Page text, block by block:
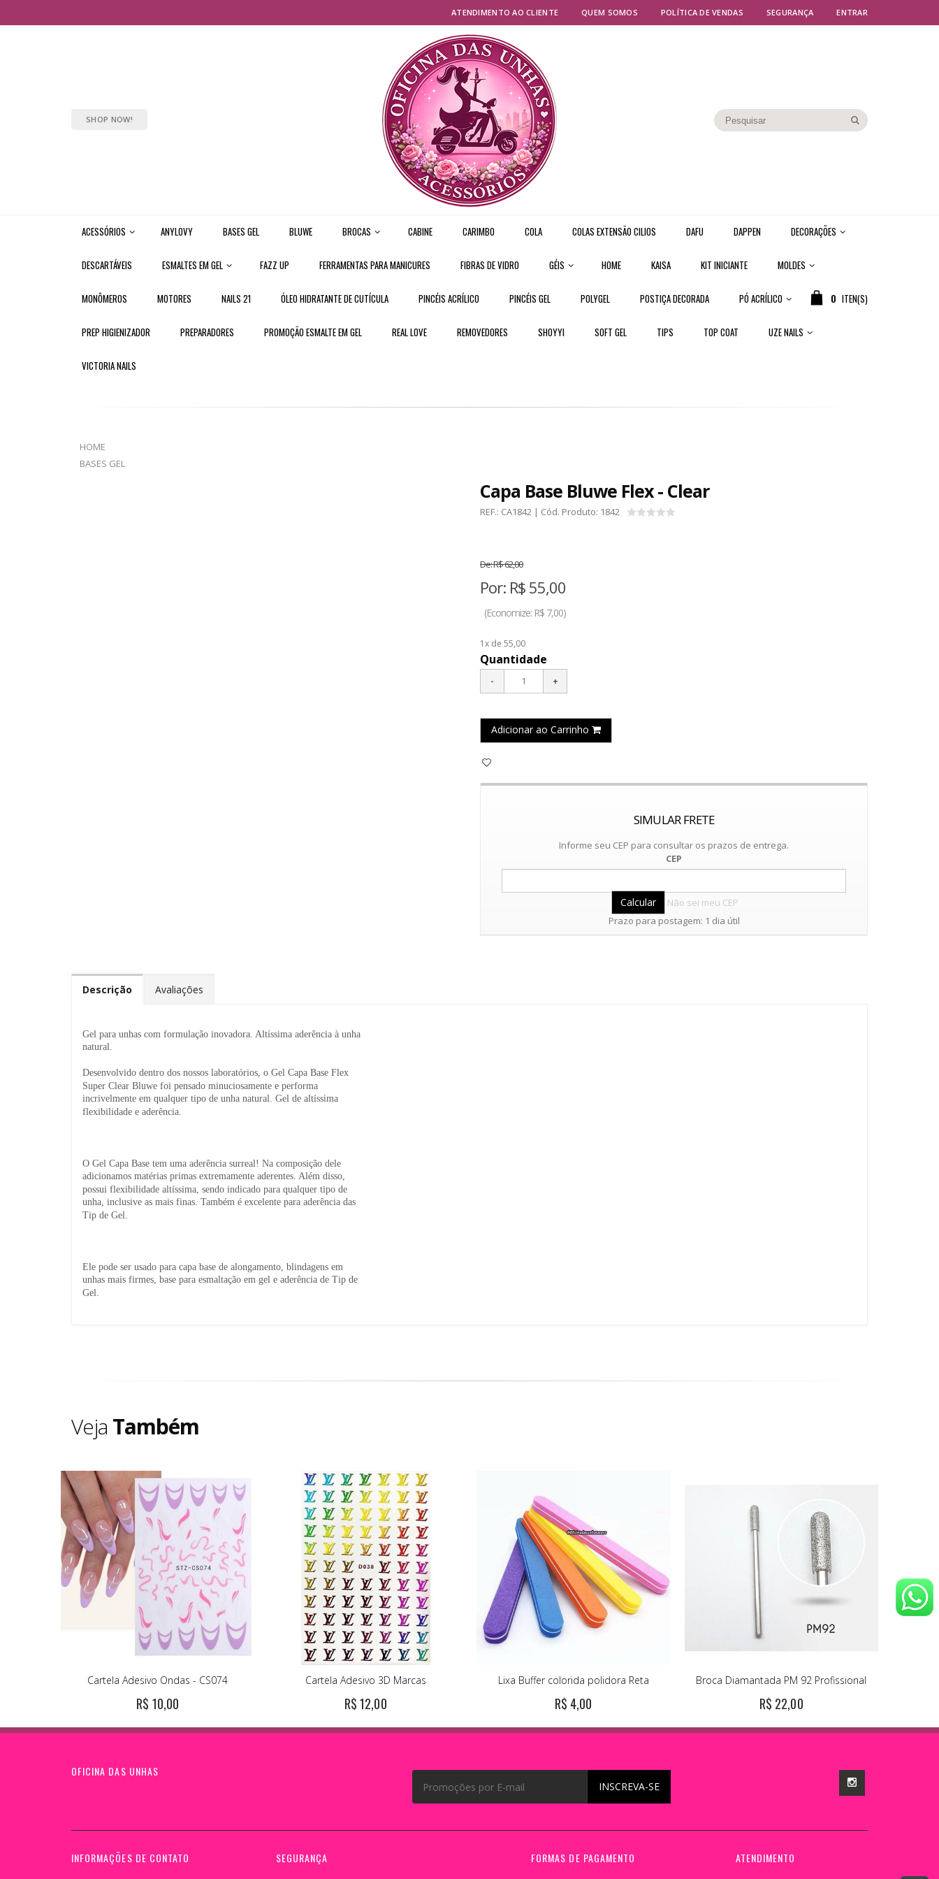
ATENDIMENTO AO CLIENTE QUEM SOMOS POLÍTICA DE VENDAS SEGURANÇA ENTRAR
SHOP NOW!
ACESSÓRIOS ANYLOVY BASES GEL BLUWE BROCAS CABINE CARIMBO COLA COLAS EXTENSÃO CILIOS DAFU DAPPEN DECORAÇÕES
DESCARTÁVEIS ESMALTES EM GEL FAZZ UP FERRAMENTAS PARA MANICURES FIBRAS DE VIDRO GÉIS HOME KAISA KIT INICIANTE MOLDES
MONÔMEROS MOTORES NAILS 21 ÓLEO HIDRATANTE DE CUTÍCULA PINCÉIS ACRÍLICO PINCÉIS GEL POLYGEL POSTIÇA DECORADA PÓ ACRÍLICO
PREP HIGIENIZADOR PREPARADORES PROMOÇÃO ESMALTE EM GEL REAL LOVE REMOVEDORES SHOYYI SOFT GEL TIPS TOP COAT UZE NAILS
VICTORIA NAILS
0 ITEN(S)
HOME
BASES GEL
Capa Base Bluwe Flex - Clear
REF.: CA1842 | Cód. Produto: 1842
De:R$ 62,00
Por: R$ 55,00
(Economize: R$ 7,00)
1x de 55,00
Quantidade
Adicionar ao Carrinho
SIMULAR FRETE
Informe seu CEP para consultar os prazos de entrega.
CEP
Não sei meu CEP
Prazo para postagem: 1 dia útil
Descrição Avaliações
Gel para unhas com formulação inovadora. Altíssima aderência à unha
natural.
Desenvolvido dentro dos nossos laboratórios, o Gel Capa Base Flex
Super Clear Bluwe foi pensado minuciosamente e performa
incrivelmente em qualquer tipo de unha natural. Gel de altíssima
flexibilidade e aderência.
O Gel Capa Base tem uma aderência surreal! Na composição dele
adicionamos matérias primas extremamente aderentes. Além disso,
possui flexibilidade altíssima, sendo indicado para qualquer tipo de
unha, inclusive as mais finas. Também é excelente para aderência das
Tip de Gel.
Ele pode ser usado para capa base de alongamento, blindagens em
unhas mais firmes, base para esmaltação em gel e aderência de Tip de
Gel.
Veja Também
Cartela Adesivo Ondas - CS074
R$ 10,00
Cartela Adesivo 3D Marcas
R$ 12,00
Lixa Buffer colorida polidora Reta
R$ 4,00
Broca Diamantada PM 92 Profissional
R$ 22,00
OFICINA DAS UNHAS
INSCREVA-SE
INFORMAÇÕES DE CONTATO SEGURANÇA FORMAS DE PAGAMENTO ATENDIMENTO